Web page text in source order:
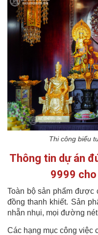
Thi công biểu
Thông tin dự án
9999
Toàn bộ sản phẩm được
đồng thanh khiết. Sản
nhẵn nhụi, mọi đường
Các hạng mục công việc